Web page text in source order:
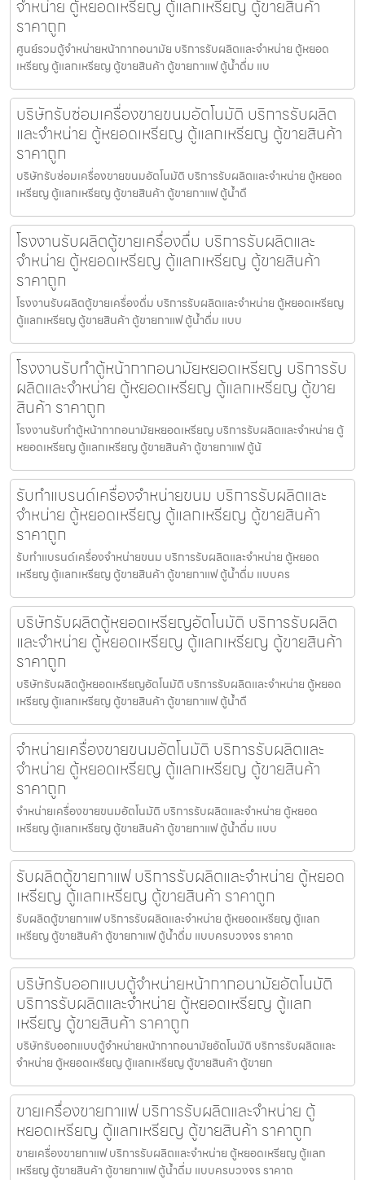
จำหน่าย ตู้หยอดเหรียญ ตู้แลกเหรียญ ตู้ขายสินค้า
ราคาถูก
ศูนย์รวมตู้จำหน่ายหน้ากากอนามัย บริการรับผลิตและจำหน่าย ตู้หยอด
เหรียญ ตู้แลกเหรียญ ตู้ขายสินค้า ตู้ขายกาแฟ ตู้น้ำดื่ม แบ
บริษัทรับซ่อมเครื่องขายขนม​อัตโนมัติ บริการรับผลิต
และจำหน่าย ตู้หยอดเหรียญ ตู้แลกเหรียญ ตู้ขายสินค้า
ราคาถูก
บริษัทรับซ่อมเครื่องขายขนม​อัตโนมัติ บริการรับผลิตและจำหน่าย ตู้หยอด
เหรียญ ตู้แลกเหรียญ ตู้ขายสินค้า ตู้ขายกาแฟ ตู้น้ำดื
โรงงานรับผลิตตู้ขายเครื่องดื่ม บริการรับผลิตและ
จำหน่าย ตู้หยอดเหรียญ ตู้แลกเหรียญ ตู้ขายสินค้า
ราคาถูก
โรงงานรับผลิตตู้ขายเครื่องดื่ม บริการรับผลิตและจำหน่าย ตู้หยอดเหรียญ
ตู้แลกเหรียญ ตู้ขายสินค้า ตู้ขายกาแฟ ตู้น้ำดื่ม แบบ
โรงงานรับทำตู้หน้ากากอนามัยหยอดเหรียญ​​ บริการรับ
ผลิตและจำหน่าย ตู้หยอดเหรียญ ตู้แลกเหรียญ ตู้ขาย
สินค้า ราคาถูก
โรงงานรับทำตู้หน้ากากอนามัยหยอดเหรียญ​​ บริการรับผลิตและจำหน่าย ตู้
หยอดเหรียญ ตู้แลกเหรียญ ตู้ขายสินค้า ตู้ขายกาแฟ ตู้น้
รับทำแบรนด์เครื่องจำหน่ายขนม บริการรับผลิตและ
จำหน่าย ตู้หยอดเหรียญ ตู้แลกเหรียญ ตู้ขายสินค้า
ราคาถูก
รับทำแบรนด์เครื่องจำหน่ายขนม บริการรับผลิตและจำหน่าย ตู้หยอด
เหรียญ ตู้แลกเหรียญ ตู้ขายสินค้า ตู้ขายกาแฟ ตู้น้ำดื่ม แบบคร
บริษัทรับผลิตตู้หยอดเหรียญ​อัตโนมัติ บริการรับผลิต
และจำหน่าย ตู้หยอดเหรียญ ตู้แลกเหรียญ ตู้ขายสินค้า
ราคาถูก
บริษัทรับผลิตตู้หยอดเหรียญ​อัตโนมัติ บริการรับผลิตและจำหน่าย ตู้หยอด
เหรียญ ตู้แลกเหรียญ ตู้ขายสินค้า ตู้ขายกาแฟ ตู้น้ำดื
จำหน่ายเครื่องขายขนม​อัตโนมัติ บริการรับผลิตและ
จำหน่าย ตู้หยอดเหรียญ ตู้แลกเหรียญ ตู้ขายสินค้า
ราคาถูก
จำหน่ายเครื่องขายขนม​อัตโนมัติ บริการรับผลิตและจำหน่าย ตู้หยอด
เหรียญ ตู้แลกเหรียญ ตู้ขายสินค้า ตู้ขายกาแฟ ตู้น้ำดื่ม แบบ
รับผลิตตู้ขายกาแฟ บริการรับผลิตและจำหน่าย ตู้หยอด
เหรียญ ตู้แลกเหรียญ ตู้ขายสินค้า ราคาถูก
รับผลิตตู้ขายกาแฟ บริการรับผลิตและจำหน่าย ตู้หยอดเหรียญ ตู้แลก
เหรียญ ตู้ขายสินค้า ตู้ขายกาแฟ ตู้น้ำดื่ม แบบครบวงจร ราคาถ
บริษัทรับออกแบบตู้จำหน่ายหน้ากากอนามัย​อัตโนมัติ
บริการรับผลิตและจำหน่าย ตู้หยอดเหรียญ ตู้แลก
เหรียญ ตู้ขายสินค้า ราคาถูก
บริษัทรับออกแบบตู้จำหน่ายหน้ากากอนามัย​อัตโนมัติ บริการรับผลิตและ
จำหน่าย ตู้หยอดเหรียญ ตู้แลกเหรียญ ตู้ขายสินค้า ตู้ขายก
ขายเครื่องขายกาแฟ บริการรับผลิตและจำหน่าย ตู้
หยอดเหรียญ ตู้แลกเหรียญ ตู้ขายสินค้า ราคาถูก
ขายเครื่องขายกาแฟ บริการรับผลิตและจำหน่าย ตู้หยอดเหรียญ ตู้แลก
เหรียญ ตู้ขายสินค้า ตู้ขายกาแฟ ตู้น้ำดื่ม แบบครบวงจร ราคาถ